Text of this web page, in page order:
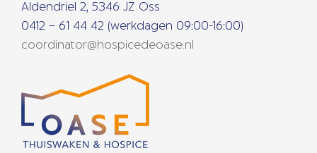
Aldendriel 2, 5346 JZ Oss
0412 – 61 44 42 (werkdagen 09:00-16:00)
coordinator@hospicedeoase.nl